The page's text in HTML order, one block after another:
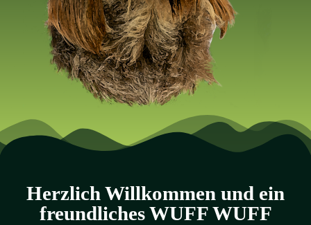
Herzlich Willkommen und ein
freundliches WUFF WUFF